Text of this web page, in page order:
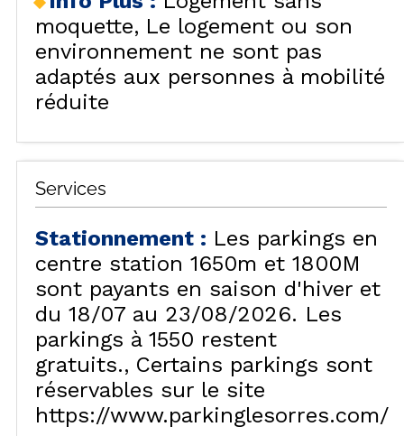
moquette
Le logement ou son
environnement ne sont pas
adaptés aux personnes à mobilité
réduite
Services
Stationnement : Les parkings en
centre station 1650m et 1800M
sont payants en saison d'hiver et
du 18/07 au 23/08/2026. Les
parkings à 1550 restent
gratuits.
Certains parkings sont
réservables sur le site
https://www.parkinglesorres.com/